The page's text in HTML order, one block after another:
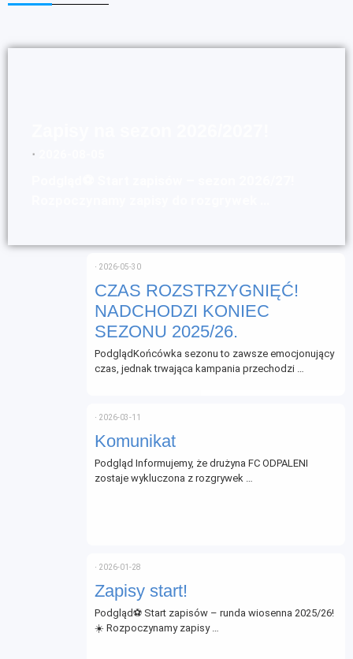
⋅
CZAS ROZSTRZYGNIĘĆ!
NADCHODZI KONIEC
SEZONU 2025/26.
⋅ 2026-05-30
PodglądKońcówka sezonu to zawsze emocjonujący
czas, jednak trwająca kampania przechodzi …
Komunikat
⋅ 2026-03-11
Podgląd Informujemy, że drużyna FC ODPALENI
zostaje wykluczona z rozgrywek …
Zapisy start!
⋅ 2026-01-28
Podgląd⚽ Start zapisów – runda wiosenna 2025/26!
☀️ Rozpoczynamy zapisy …